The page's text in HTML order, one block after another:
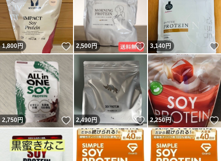
1,800円 いいね！
2,500円 いいね！
3,140円
2,750円 いいね！
2,490円 いいね！
2,250円